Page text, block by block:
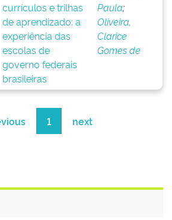
currículos e trilhas
de aprendizado: a
experiência das
escolas de
governo federais
brasileiras
Paula;
Oliveira,
Clarice
Gomes de
1 next